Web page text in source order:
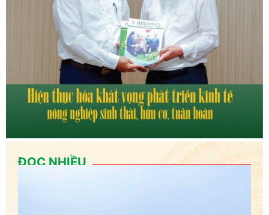
ĐỌC NHIỀU